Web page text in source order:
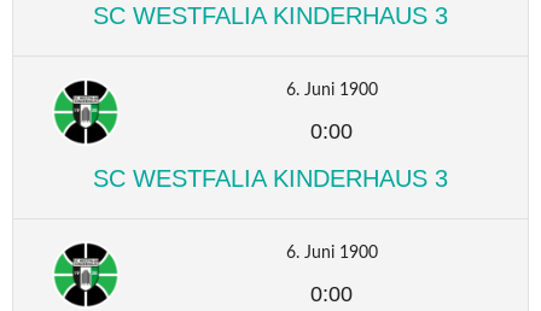
SC WESTFALIA KINDERHAUS 3
6. Juni 1900
0:00
SC WESTFALIA KINDERHAUS 3
6. Juni 1900
0:00